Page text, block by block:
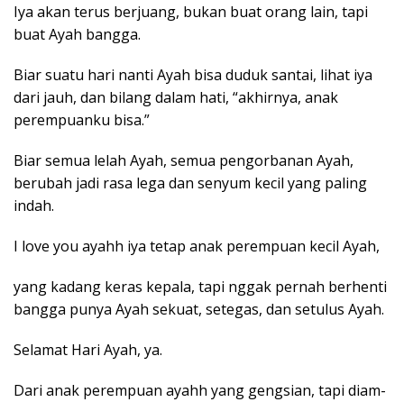
Iya akan terus berjuang, bukan buat orang lain, tapi
buat Ayah bangga.
Biar suatu hari nanti Ayah bisa duduk santai, lihat iya
dari jauh, dan bilang dalam hati, “akhirnya, anak
perempuanku bisa.”
Biar semua lelah Ayah, semua pengorbanan Ayah,
berubah jadi rasa lega dan senyum kecil yang paling
indah.
I love you ayahh iya tetap anak perempuan kecil Ayah,
yang kadang keras kepala, tapi nggak pernah berhenti
bangga punya Ayah sekuat, setegas, dan setulus Ayah.
Selamat Hari Ayah, ya.
Dari anak perempuan ayahh yang gengsian, tapi diam-